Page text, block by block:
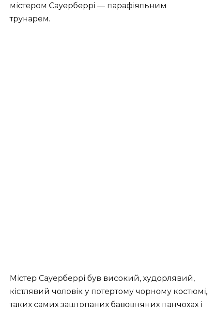
містером Сауерберрі — парафіяльним
трунарем.
Містер Сауерберрі був високий, худорлявий,
кістлявий чоловік у потертому чорному костюмі,
таких самих заштопаних бавовняних панчохах і